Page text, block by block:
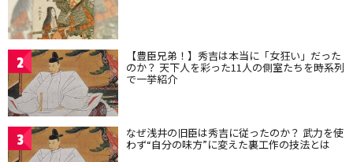
2 【豊臣兄弟！】秀吉は本当に「女狂い」だった
のか？ 天下人を彩った11人の側室たちを時系列
で一挙紹介
3 なぜ浅井の旧臣は秀吉に従ったのか？ 武力を使
わず“自分の味方”に変えた裏工作の技法とは